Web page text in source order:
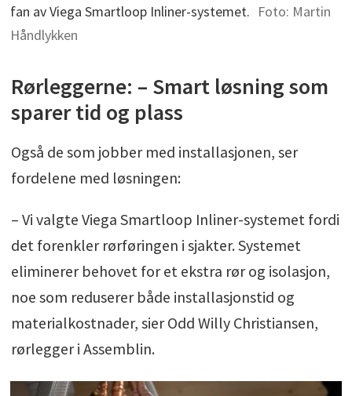
fan av Viega Smartloop Inliner-systemet. Foto: Martin
Håndlykken
Rørleggerne: – Smart løsning som
sparer tid og plass
Også de som jobber med installasjonen, ser
fordelene med løsningen:
– Vi valgte Viega Smartloop Inliner-systemet fordi
det forenkler rørføringen i sjakter. Systemet
eliminerer behovet for et ekstra rør og isolasjon,
noe som reduserer både installasjonstid og
materialkostnader, sier Odd Willy Christiansen,
rørlegger i Assemblin.